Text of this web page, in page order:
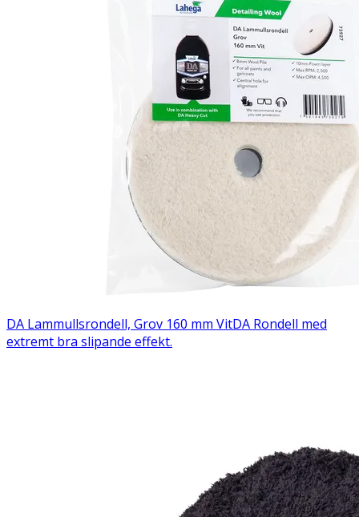
DA Lammullsrondell, Grov 160 mm VitDA Rondell med
extremt bra slipande effekt.